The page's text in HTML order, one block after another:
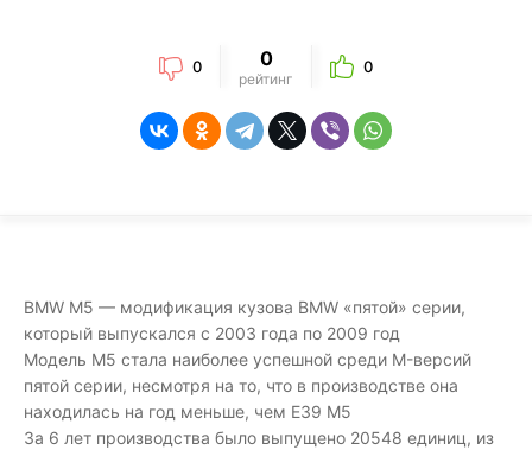
0 0
рейтинг
0
BMW М5 — модификация кузова BMW «пятой» серии,
который выпускался с 2003 года по 2009 год
Модель M5 стала наиболее успешной среди M-версий
пятой серии, несмотря на то, что в производстве она
находилась на год меньше, чем E39 M5
За 6 лет производства было выпущено 20548 единиц, из